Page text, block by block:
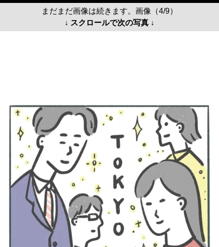
まだまだ画像は続きます。画像（4/9）
↓ スクロールで次の写真 ↓